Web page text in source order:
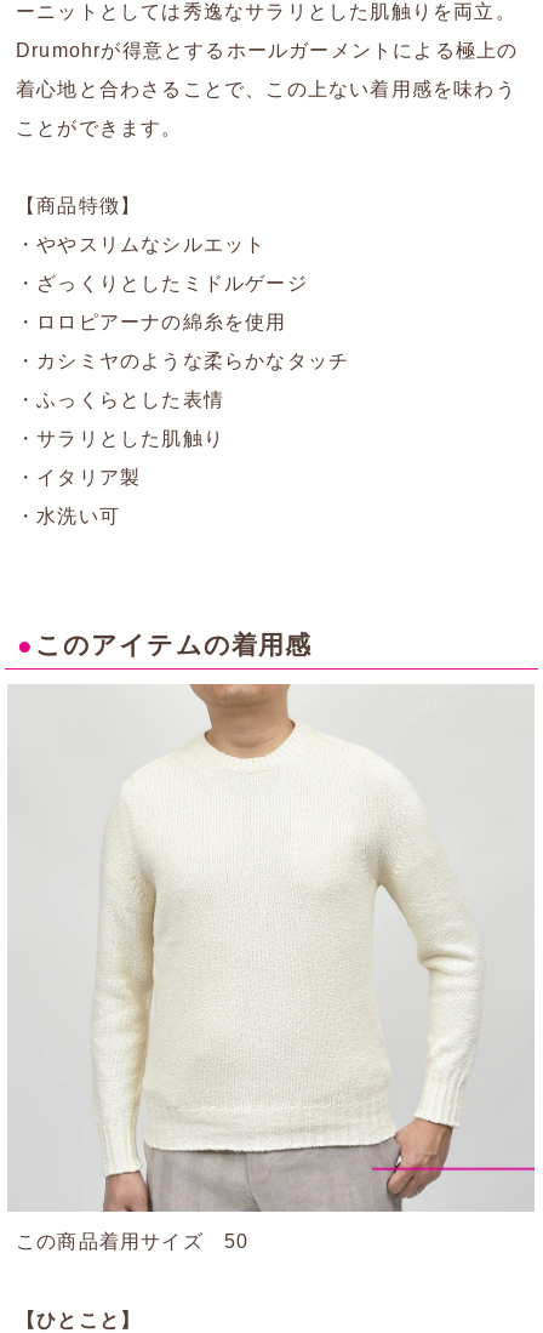
ーニットとしては秀逸なサラリとした肌触りを両立。
Drumohrが得意とするホールガーメントによる極上の
着心地と合わさることで、この上ない着用感を味わう
ことができます。
【商品特徴】
・ややスリムなシルエット
・ざっくりとしたミドルゲージ
・ロロピアーナの綿糸を使用
・カシミヤのような柔らかなタッチ
・ふっくらとした表情
・サラリとした肌触り
・イタリア製
・水洗い可
● このアイテムの着用感
この商品着用サイズ 50
【ひとこと】